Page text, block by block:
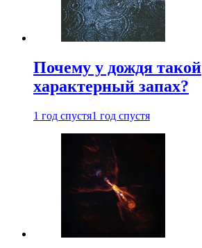
Почему у дождя такой
характерный запах?
1 год спустя1 год спустя